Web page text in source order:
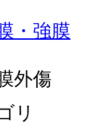
・強膜
外傷
リ